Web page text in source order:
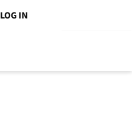
LOG IN